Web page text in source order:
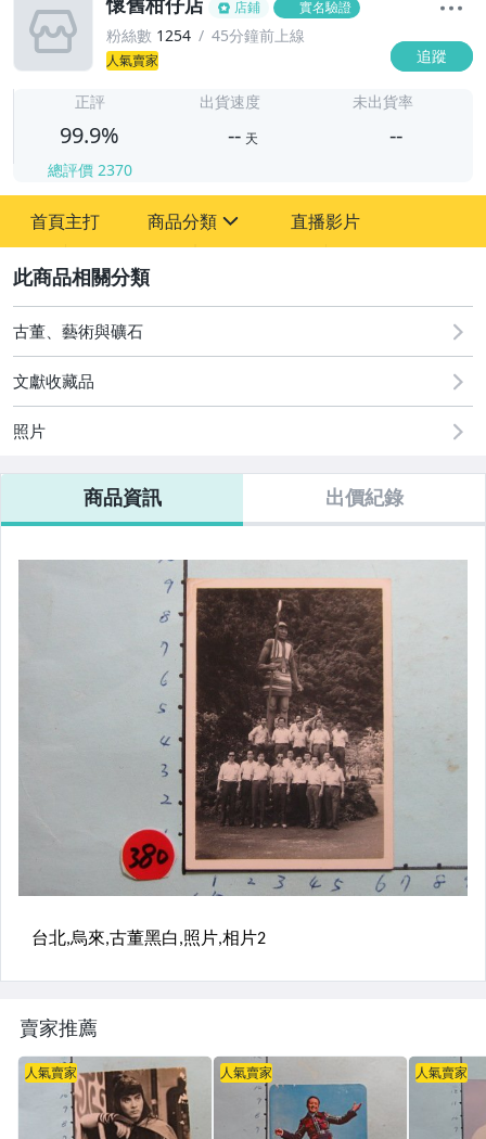
店鋪 實名驗證
粉絲數 1254 45分鐘前上線
人氣賣家 追蹤
正評
99.9%
總評價 2370
出貨速度
-- 天
未出貨率
--
首頁主打 商品分類
其它
直播影片
古董、藝術與礦石
文獻收藏品
照片
商品資訊 出價紀錄
賣家推薦
人氣賣家 人氣賣家 人氣賣家